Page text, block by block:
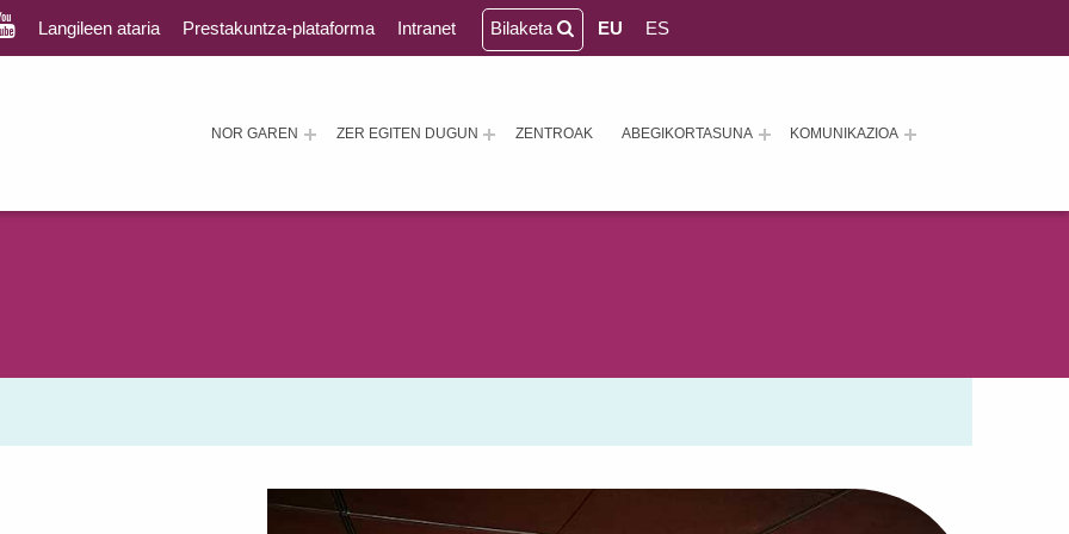
NOR GAREN ZER EGITEN DUGUN ZENTROAK ABEGIKORTASUNA KOMUNIKAZIOA
Langileen ataria Prestakuntza-plataforma Intranet Bilaketa EU ES